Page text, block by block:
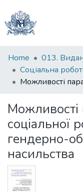
Communities
&
Collections
Statistics
Home 013.
Можливості
соціальної
гендерно-
насильства